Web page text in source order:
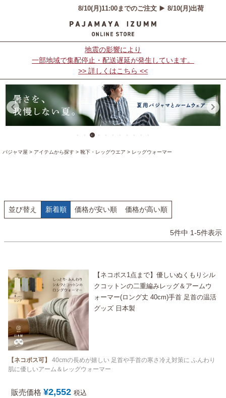
地震の影響により
一部地域で集配停止・配送遅延が発生しています。
>> 詳しくはこちら <<
パジャマ屋 アイテムから探す 靴下・レッグウエア レッグウォーマー
並び替え 新着順 価格が安い順 価格が高い順
5件中 1-5件表示
【ネコポス1点まで】優しいぬくもりシル
クコットンの二重編みレッグ＆アームウ
ォーマー(ロング丈 40cm)手首 足首の温活
グッズ 日本製
【ネコポス可】 40cmの長めが嬉しい 足首や手首の寒さ冷え対策に ふんわり
肌に優しいアーム＆レッグウォーマー
販売価格 ¥2,552 税込